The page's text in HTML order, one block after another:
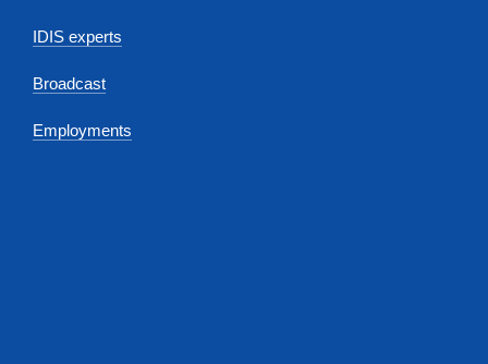
IDIS experts
Broadcast
Employments